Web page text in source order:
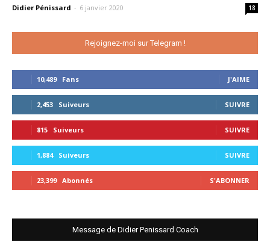
Didier Pénissard - 6 janvier 2020 18
Rejoignez-moi sur Telegram !
10,489 Fans J'AIME
2,453 Suiveurs SUIVRE
815 Suiveurs SUIVRE
1,884 Suiveurs SUIVRE
23,399 Abonnés S'ABONNER
Message de Didier Penissard Coach